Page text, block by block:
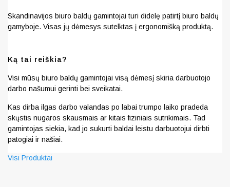
Skandinavijos biuro baldų gamintojai turi didelę patirtį biuro baldų
gamyboje. Visas jų dėmesys sutelktas į ergonomišką produktą.
Ką tai reiškia?
Visi mūsų biuro baldų gamintojai visą dėmesį skiria darbuotojo
darbo našumui gerinti bei sveikatai.
Kas dirba ilgas darbo valandas po labai trumpo laiko pradeda
skųstis nugaros skausmais ar kitais fiziniais sutrikimais. Tad
gamintojas siekia, kad jo sukurti baldai leistu darbuotojui dirbti
patogiai ir našiai.
Visi Produktai